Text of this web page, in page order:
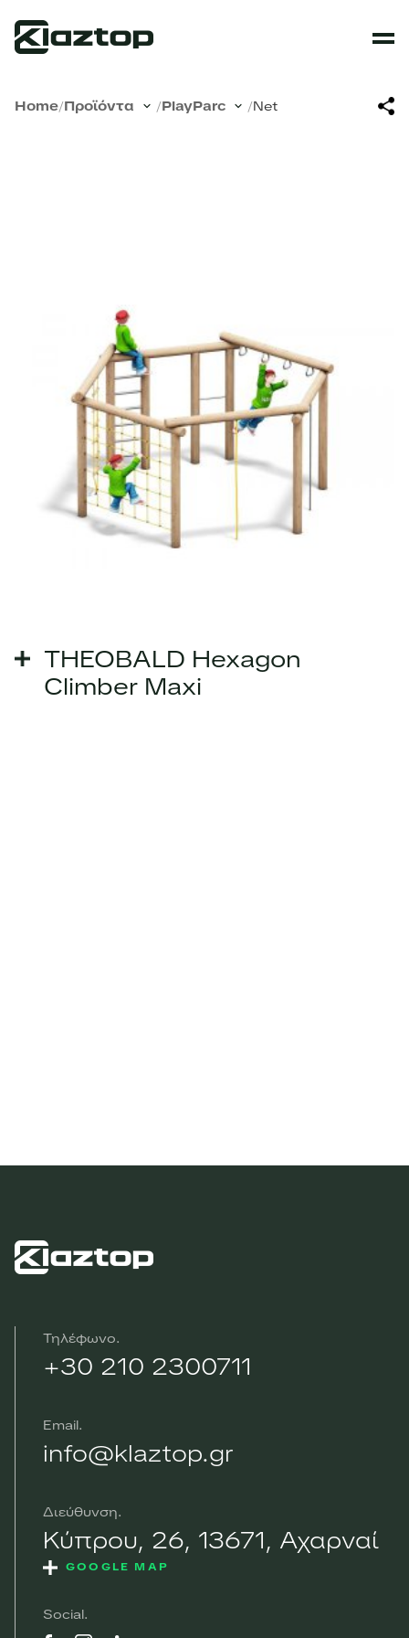
Home/Προϊόντα /PlayParc /Net
THEOBALD Hexagon
Climber Maxi
Τηλέφωνο
+30 210 2300711
Email
info@klaztop.gr
Διεύθυνση
Κύπρου, 26, 13671, Αχαρναί
GOOGLE MAP
Social